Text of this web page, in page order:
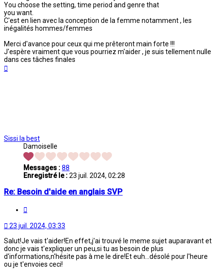
You choose the setting, time period and genre that
you want.
C'est en lien avec la conception de la femme notamment , les
inégalités hommes/femmes
Merci d'avance pour ceux qui me prêteront main forte !!!
J'espère vraiment que vous pourriez m'aider , je suis tellement nulle
dans ces tâches finales
Sissi la best
Damoiselle
Messages :88
Enregistré le :23 juil. 2024, 02:28
Re: Besoin d'aide en anglais SVP
23 juil. 2024, 03:33
Salut!Je vais t'aider!En effet,j'ai trouvé le meme sujet auparavant et
donc je vais t'expliquer un peu,si tu as besoin de plus
d'informations,n'hésite pas à me le dire!Et euh...désolé pour l'heure
ou je t'envoies ceci!